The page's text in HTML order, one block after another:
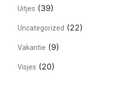
Uitjes (39)
Uncategorized (22)
Vakantie (9)
Visjes (20)